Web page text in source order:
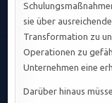
sie über
Transformation zu
Operationen zu
Unternehmen eine
Darüber hinaus